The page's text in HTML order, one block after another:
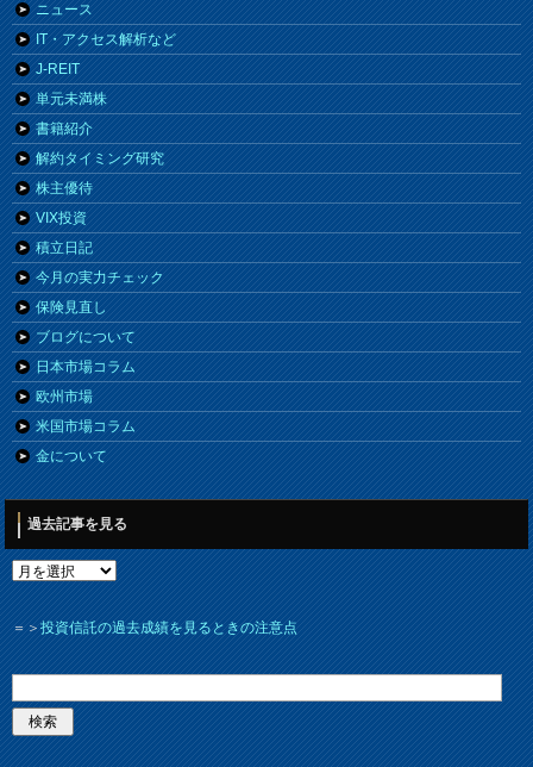
ニュース
IT・アクセス解析など
J-REIT
単元未満株
書籍紹介
解約タイミング研究
株主優待
VIX投資
積立日記
今月の実力チェック
保険見直し
ブログについて
日本市場コラム
欧州市場
米国市場コラム
金について
過去記事を見る
＝＞投資信託の過去成績を見るときの注意点